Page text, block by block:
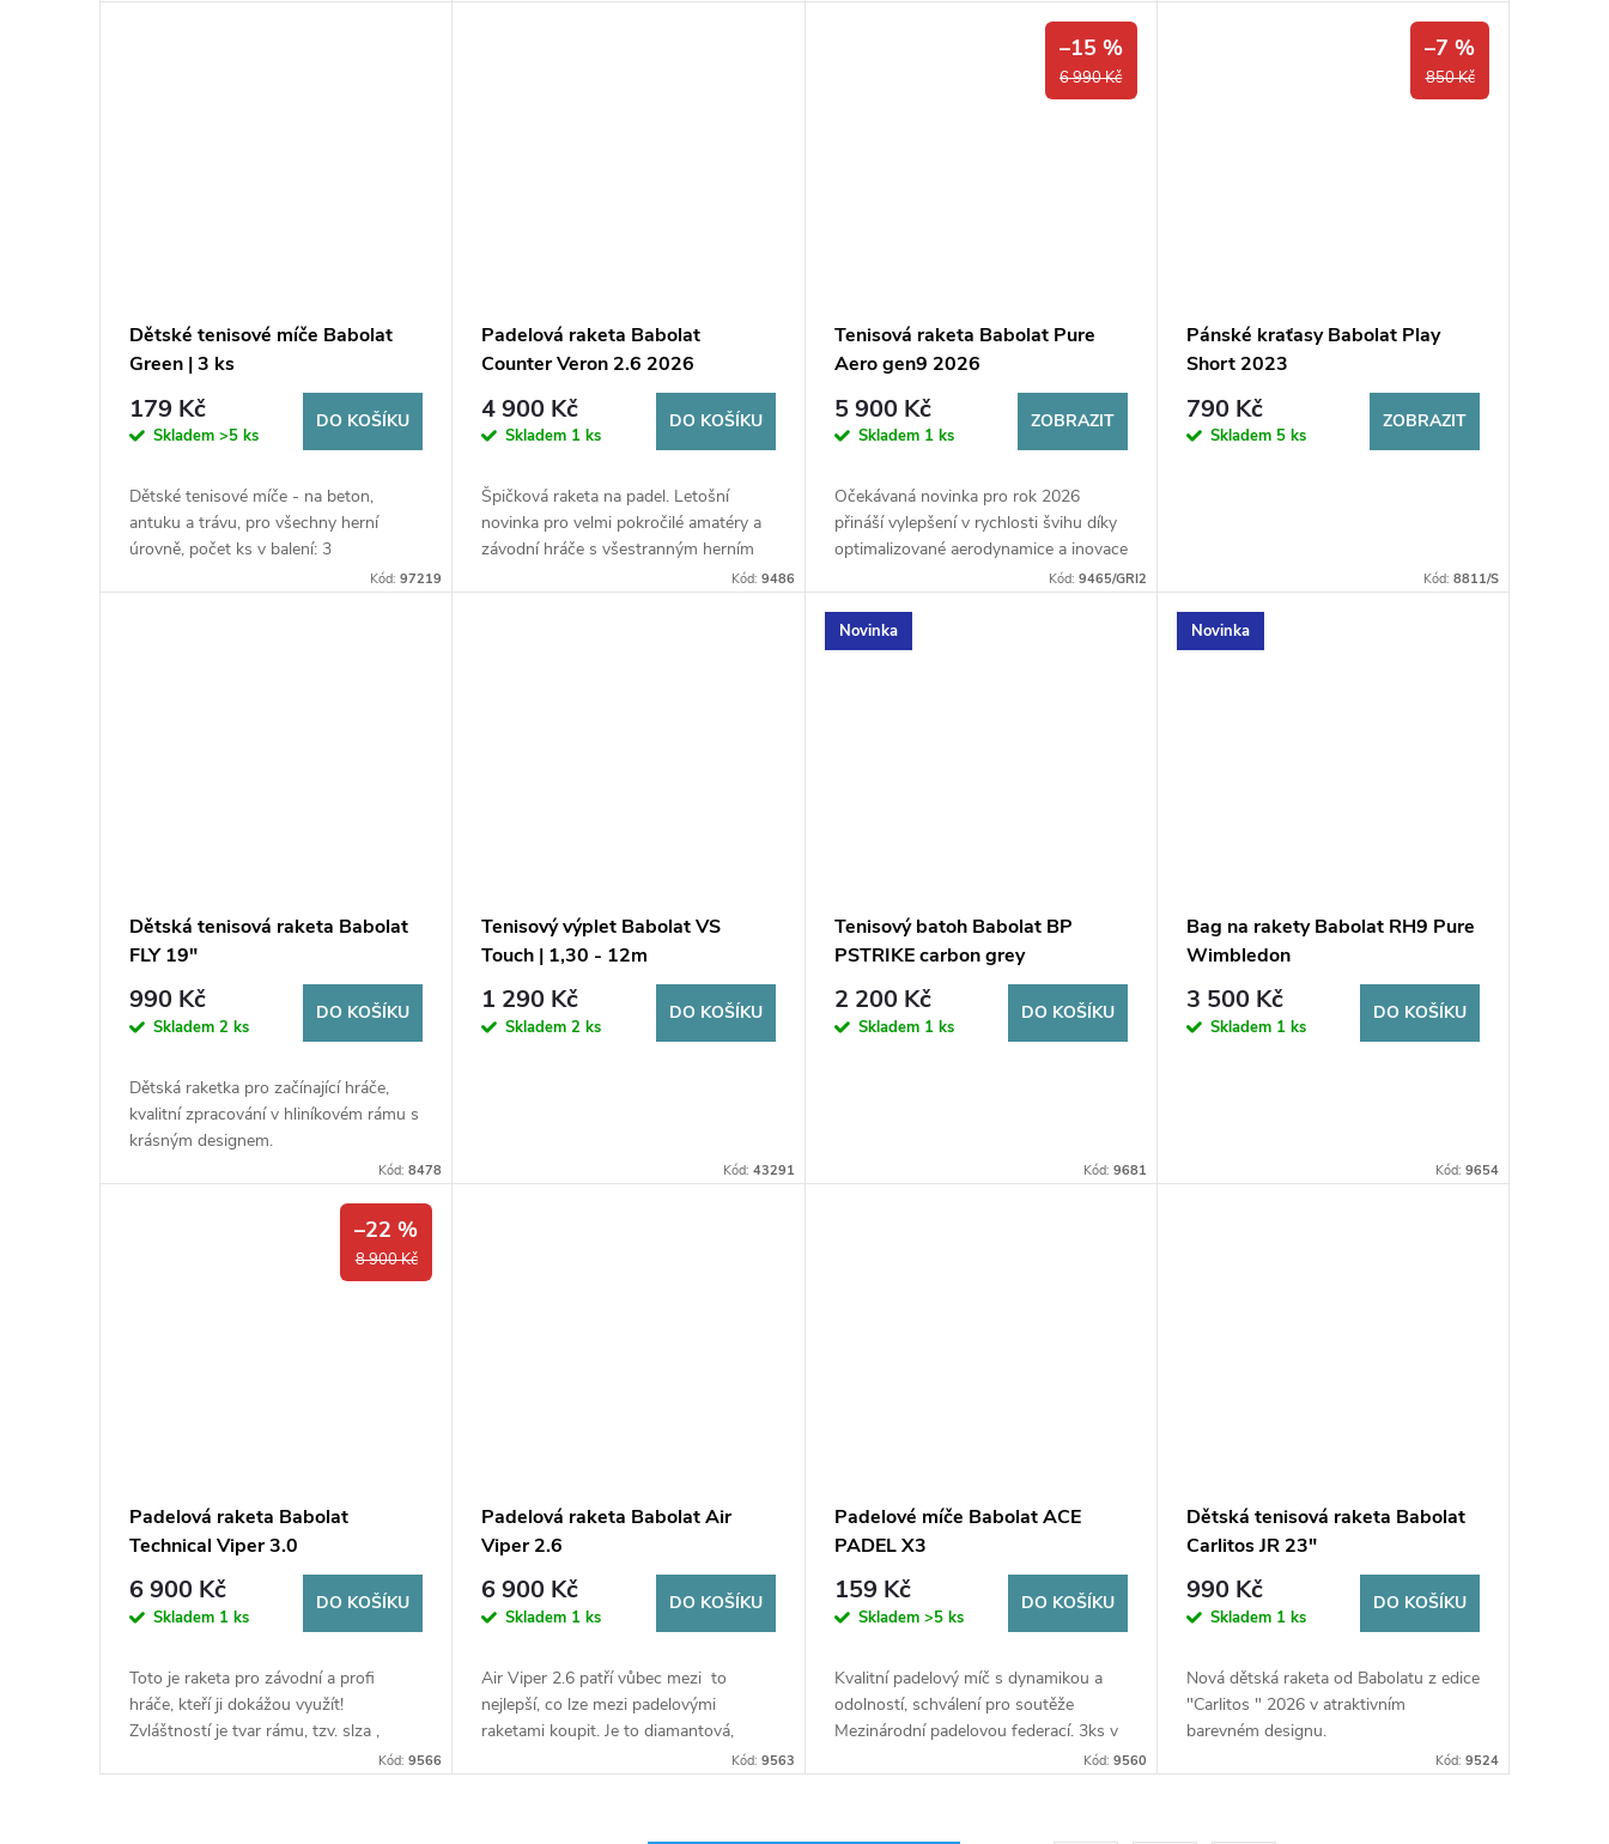
Dětské tenisové míče Babolat
Green | 3 ks
179 Kč
Skladem >5 ks
DO KOŠÍKU
Dětské tenisové míče - na beton,
antuku a trávu, pro všechny herní
úrovně, počet ks v balení: 3
Kód:97219
Padelová raketa Babolat
Counter Veron 2.6 2026
4 900 Kč
Skladem 1 ks
DO KOŠÍKU
Špičková raketa na padel. Letošní
novinka pro velmi pokročilé amatéry a
závodní hráče s všestranným herním
stylem. Kulatá hlava , 364g , vyvážení
Kód: 9486
6 990 Kč
–15 %
Tenisová raketa Babolat Pure
Aero gen9 2026
5 900 Kč
Skladem 1 ks
ZOBRAZIT
Očekávaná novinka pro rok 2026
přináší vylepšení v rychlosti švihu díky
optimalizované aerodynamice a inovace
jádra dodá ještě více energie ! A
Kód: 9465/GRI2
850 Kč
–7 %
Pánské kraťasy Babolat Play
Short 2023
790 Kč
Skladem 5 ks
ZOBRAZIT
Kód: 8811/S
Dětská tenisová raketa Babolat
FLY 19"
990 Kč
Skladem 2 ks
DO KOŠÍKU
Dětská raketka pro začínající hráče,
kvalitní zpracování v hliníkovém rámu s
krásným designem.
Kód:8478
Tenisový výplet Babolat VS
Touch | 1,30 - 12m
1 290 Kč
Skladem2 ks
DO KOŠÍKU
Kód: 43291
Novinka
Tenisový batoh Babolat BP
PSTRIKE carbon grey
2 200 Kč
Skladem 1 ks
DO KOŠÍKU
Kód: 9681
Novinka
Bag na rakety Babolat RH9 Pure
Wimbledon
3 500 Kč
Skladem 1 ks
DO KOŠÍKU
Kód: 9654
8 900 Kč
–22 %
Padelová raketa Babolat
Technical Viper 3.0
6 900 Kč
Skladem 1 ks
DO KOŠÍKU
Toto je raketa pro závodní a profi
hráče, kteří ji dokážou využít!
Zvláštností je tvar rámu, tzv. slza ,
spojující to nejlepší z kontroly a síly.
Kód:9566
Padelová raketa Babolat Air
Viper 2.6
6 900 Kč
Skladem 1 ks
DO KOŠÍKU
Air Viper 2.6 patří vůbec mezi to
nejlepší, co lze mezi padelovými
raketami koupit. Je to diamantová,
středně těžká raketa , určená zejména
Kód: 9563
Padelové míče Babolat ACE
PADEL X3
159 Kč
Skladem >5 ks
DO KOŠÍKU
Kvalitní padelový míč s dynamikou a
odolností, schválení pro soutěže
Mezinárodní padelovou federací. 3ks v
Kód: 9560
Dětská tenisová raketa Babolat
Carlitos JR 23"
990 Kč
Skladem 1 ks
DO KOŠÍKU
Nová dětská raketa od Babolatu z edice
"Carlitos " 2026 v atraktivním
barevném designu.
Kód: 9524